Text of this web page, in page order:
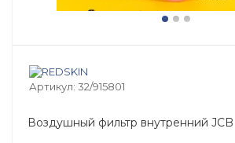
Артикул: 32/915801
Воздушный фильтр внутренний JCB